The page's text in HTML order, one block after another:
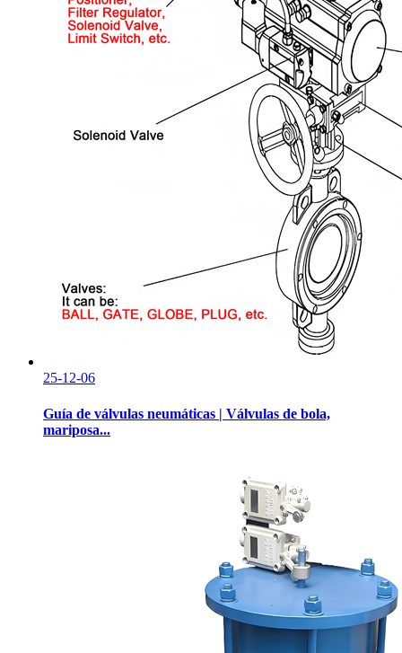
25-12-06
Guía de válvulas neumáticas | Válvulas de bola,
mariposa...